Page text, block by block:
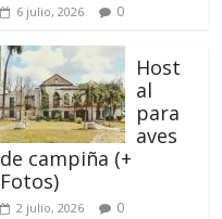
6 julio, 2026 0
Host
al
para
aves
de campiña (+
Fotos)
2 julio, 2026 0